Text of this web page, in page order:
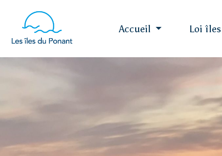
Accueil Loi